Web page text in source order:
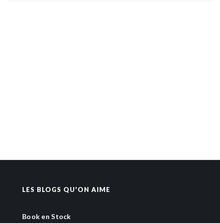
LES BLOGS QU'ON AIME
Book en Stock